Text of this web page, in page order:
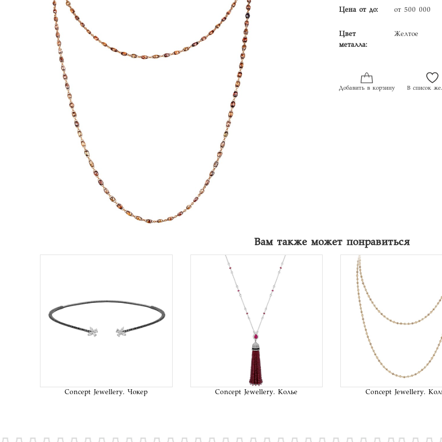
Цена от до: от 500 000
Цвет
металла:
Желтое
Добавить в корзину В список
Вам также может понравиться
В список
Concept Jewellery. Чокер Concept Jewellery. Колье
В
Concept Jewellery.